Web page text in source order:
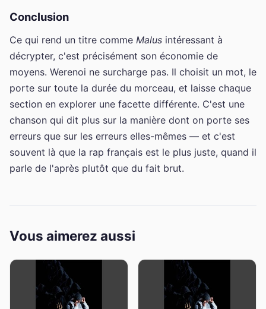
Conclusion
Ce qui rend un titre comme Malus intéressant à
décrypter, c'est précisément son économie de
moyens. Werenoi ne surcharge pas. Il choisit un mot, le
porte sur toute la durée du morceau, et laisse chaque
section en explorer une facette différente. C'est une
chanson qui dit plus sur la manière dont on porte ses
erreurs que sur les erreurs elles-mêmes — et c'est
souvent là que la rap français est le plus juste, quand il
parle de l'après plutôt que du fait brut.
Vous aimerez aussi